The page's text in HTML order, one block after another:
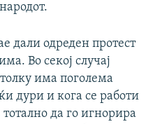
дали одреден протест
Во секој случај
има поголема
дури и кога се работи
да го игнорира